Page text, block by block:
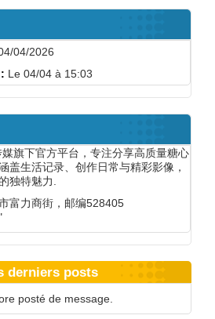
04/2026
Le 04/04 à 15:03
旗下官方平台，专注分享高质量糖心
盖生活记录、创作日常与精彩影像，
独特魅力.
富力商街，邮编528405
derniers posts
posté de message.